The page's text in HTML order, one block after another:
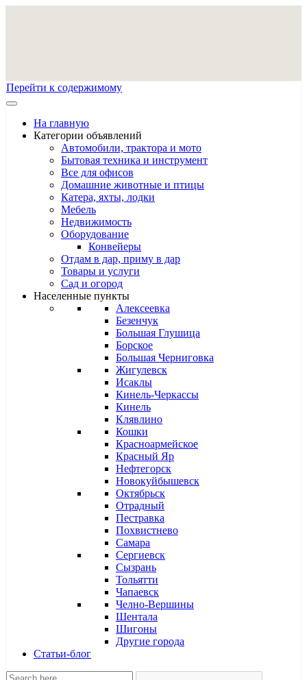
Перейти к содержимому
На главную
Категории объявлений
Автомобили, трактора и мото
Бытовая техника и инструмент
Все для офисов
Домашние животные и птицы
Катера, яхты, лодки
Мебель
Недвижимость
Оборудование
Конвейеры
Отдам в дар, приму в дар
Товары и услуги
Сад и огород
Населенные пункты
Алексеевка
Безенчук
Большая Глушица
Борское
Большая Черниговка
Жигулевск
Исаклы
Кинель-Черкассы
Кинель
Клявлино
Кошки
Красноармейское
Красный Яр
Нефтегорск
Новокуйбышевск
Октябрьск
Отрадный
Пестравка
Похвистнево
Самара
Сергиевск
Сызрань
Тольятти
Чапаевск
Челно-Вершины
Шентала
Шигоны
Другие города
Статьи-блог